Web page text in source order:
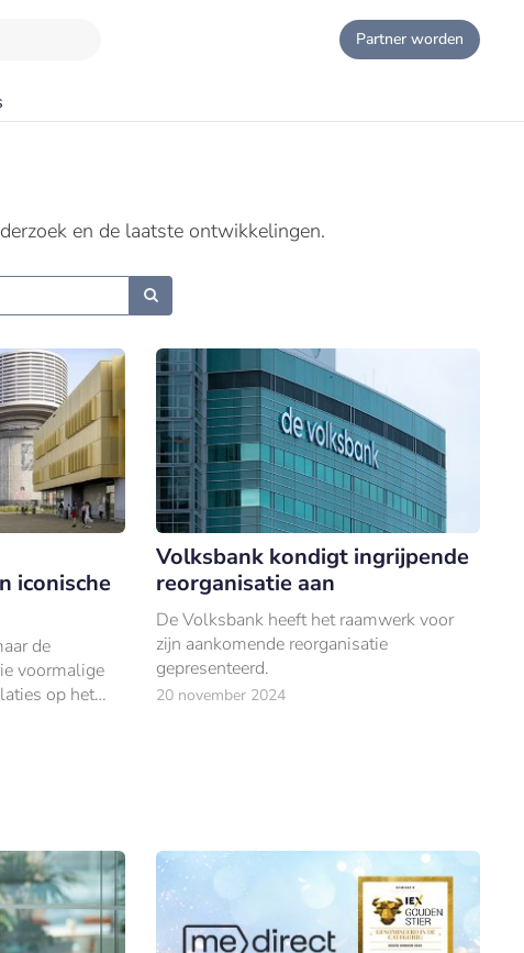
Partner worden
en de laatste ontwikkelingen.
iconische
de
voormalige
op het
is eindelijk
Volksbank kondigt ingrijpende
reorganisatie aan
De Volksbank heeft het raamwerk voor
zijn aankomende reorganisatie
gepresenteerd.
20 november 2024